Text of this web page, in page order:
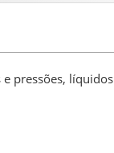
pressões,